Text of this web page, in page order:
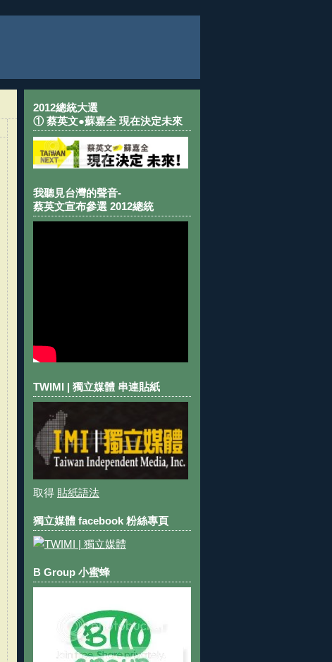
2012總統大選
① 蔡英文●蘇嘉全 現在決定未來
我聽見台灣的聲音-
蔡英文宣布參選 2012總統
TWIMI | 獨立媒體 串連貼紙
取得 貼紙語法
獨立媒體 facebook 粉絲專頁
B Group 小蜜蜂